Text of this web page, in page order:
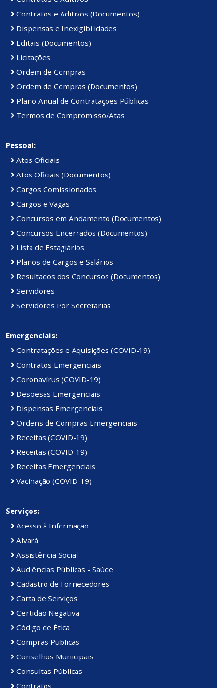
Contratos e Aditivos (Documentos)
Dispensas e Inexigibilidades
Editais (Documentos)
Licitações
Ordem de Compras
Ordem de Compras (Documentos)
Plano Anual de Contratações Públicas
Termos de Compromisso/Atas
Pessoal:
Atos Oficiais
Atos Oficiais (Documentos)
Cargos Comissionados
Cargos e Vagas
Concursos em Andamento (Documentos)
Concursos Encerrados (Documentos)
Lista de Estagiários
Planos de Cargos e Salários
Resultados dos Concursos (Documentos)
Servidores
Servidores Por Secretarias
Emergenciais:
Contratações e Aquisições (COVID-19)
Contratos Emergenciais
Coronavírus (COVID-19)
Despesas Emergenciais
Dispensas Emergenciais
Ordens de Compras Emergenciais
Receitas (COVID-19)
Receitas (COVID-19)
Receitas Emergenciais
Vacinação (COVID-19)
Serviços:
Acesso à Informação
Alvará
Assistência Social
Audiências Públicas - Saúde
Cadastro de Fornecedores
Carta de Serviços
Certidão Negativa
Código de Ética
Compras Públicas
Conselhos Municipais
Consultas Públicas
Contratos